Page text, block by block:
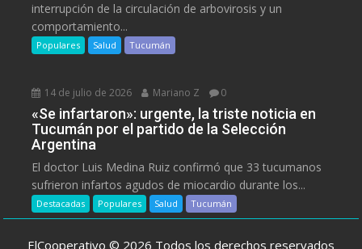
interrupción de la circulación de arbovirosis y un
comportamiento...
Populares Salud Tucumán
14 de julio de 2026 Mariano Z 0
«Se infartaron»: urgente, la triste noticia en
Tucumán por el partido de la Selección
Argentina
El doctor Luis Medina Ruiz confirmó que 33 tucumanos
sufrieron infartos agudos de miocardio durante los...
Destacadas Populares Salud Tucumán
ElCooperativo © 2026 Todos los derechos reservados